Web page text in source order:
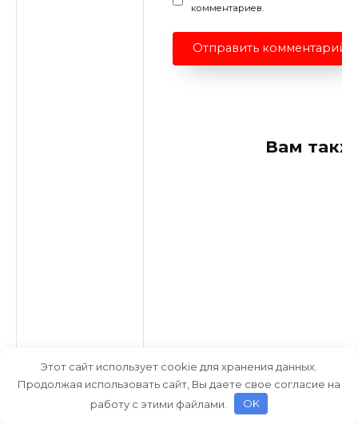
комментариев.
Вам
Управление
Этот сайт использует cookie для хранения данных.
Продолжая использовать сайт, Вы даете свое согласие на
работу с этими файлами.
OK